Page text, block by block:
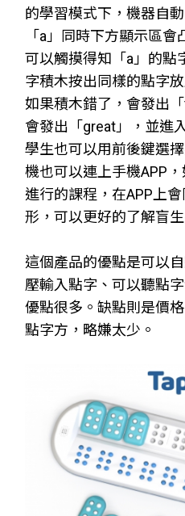
的學習模式下，機器自
「a」同時下方顯示區
可以觸摸得知「a」的點
字積木按出同樣的點字
如果積木錯了，會發出
會發出「great」，並進
學生也可以用前後鍵選
機也可以連上手機APP
進行的課程，在APP上
形，可以更好的了解盲
這個產品的優點是可以
壓輸入點字、可以聽點
優點很多。缺點則是價
點字方，略嫌太少。